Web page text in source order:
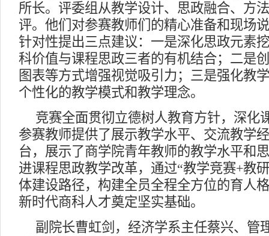
所长。评委组从教学设计、思政融合、方
评。他们对参赛教师们的精心准备和现场
针对性提出三点建议：一是深化思政元素
科价值与课程思政三者的有机结合；二是
图表等方式增强视觉吸引力；三是强化教
个性化的教学模式和教学理念。
竞赛全面贯彻立德树人教育方针，深化
参赛教师提供了展示教学水平、交流教学
台，展示了商学院青年教师的教学水平和
进课程思政教学改革，通过“教学竞赛+教
体建设路径，构建全员全程全方位的育人
新时代商科人才奠定坚实基础。
副院长曹虹剑，经济学系主任蔡兴、管